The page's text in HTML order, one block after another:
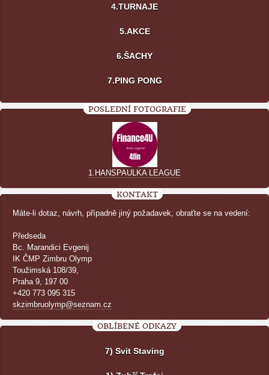
4.TURNAJE
5.AKCE
6.ŠACHY
7.PING PONG
POSLEDNÍ FOTOGRAFIE
1.HANSPAULKA LEAGUE
KONTAKT
Máte-li dotaz, návrh, případně jiný požadavek, obraťte se na vedení:
Předseda
Bc. Marandici Evgenij
IK ČMP Zimbru Olymp
Toužimská 108/39,
Praha 9, 197 00
+420 773 095 315
skzimbruolymp@seznam.cz
OBLÍBENÉ ODKAZY
7) Svit Staving